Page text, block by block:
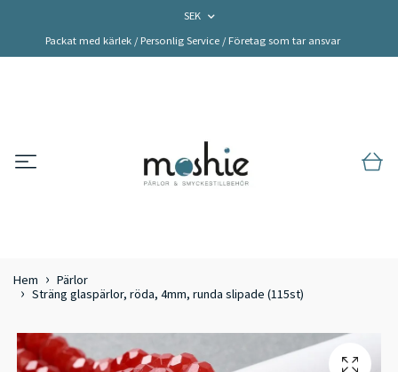
SEK
Packat med kärlek / Personlig Service / Företag som tar ansvar
Hem
Pärlor
Sträng glaspärlor, röda, 4mm, runda slipade (115st)